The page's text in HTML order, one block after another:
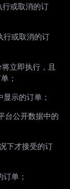
行或取消的订
行或取消的订
立即执行，且
；
示的订单；
台公开数据中的
下才接受的订
单；